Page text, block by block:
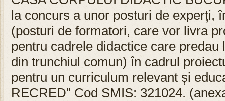
la concurs a unor posturi de experți,
(posturi de formatori, care vor livra
pentru cadrele didactice care
din trunchiul comun) în cadrul
pentru un curriculum relevant și
RECRED” Cod SMIS: 321024.